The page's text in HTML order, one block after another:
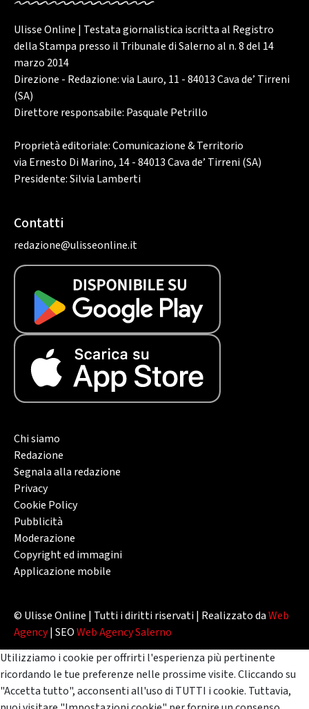
Ulisse Online | Testata giornalistica iscritta al Registro
della Stampa presso il Tribunale di Salerno al n. 8 del 14
marzo 2014
Direzione - Redazione: via Lauro, 11 - 84013 Cava de’ Tirreni
(SA)
Direttore responsabile: Pasquale Petrillo
Proprietà editoriale: Comunicazione & Territorio
via Ernesto Di Marino, 14 - 84013 Cava de’ Tirreni (SA)
Presidente: Silvia Lamberti
Contatti
redazione@ulisseonline.it
Chi siamo
Redazione
Segnala alla redazione
Privacy
Cookie Policy
Pubblicità
Moderazione
Copyright ed immagini
Applicazione mobile
© Ulisse Online | Tutti i diritti riservati | Realizzato daWeb
Agency| SEOWeb Agency Salerno
Utilizziamo i cookie per offrirti l'esperienza più pertinente
ricordando le tue preferenze nelle prossime visite. Cliccando su
"Accetta tutto", acconsenti all'uso di TUTTI i cookie. Tuttavia,